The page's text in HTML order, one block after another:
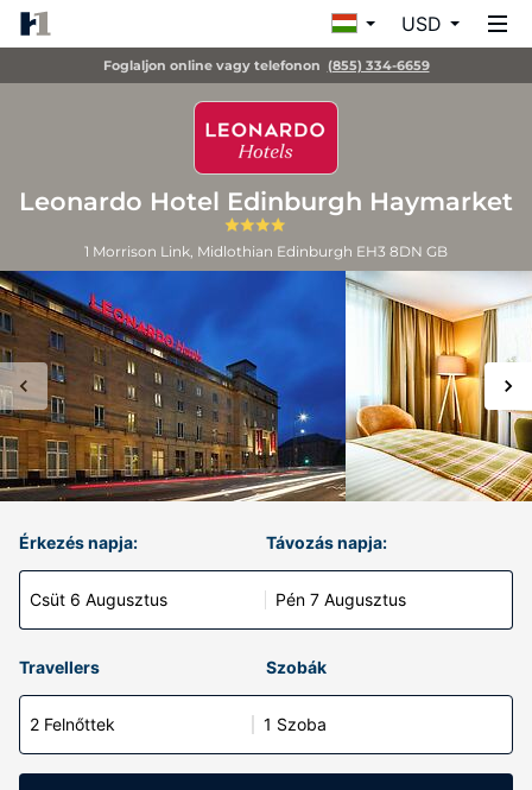
USD
Foglaljon online vagy telefonon (855) 334-6659
Leonardo Hotel Edinburgh Haymarket
1 Morrison Link, Midlothian Edinburgh EH3 8DN GB
Érkezés napja:
Csüt 6 Augusztus
Távozás napja:
Pén 7 Augusztus
Travellers Szobák
2 Felnőttek 1 Szoba